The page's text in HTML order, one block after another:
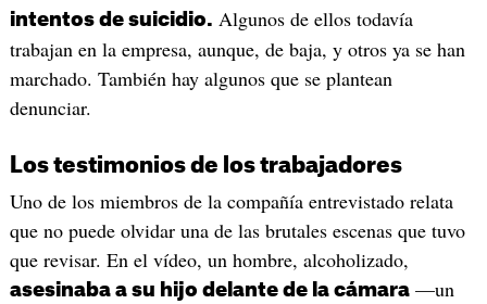
intentos de suicidio. Algunos de ellos todavía
trabajan en la empresa, aunque, de baja, y otros ya se han
marchado. También hay algunos que se plantean
denunciar.
Los testimonios de los trabajadores
Uno de los miembros de la compañía entrevistado relata
que no puede olvidar una de las brutales escenas que tuvo
que revisar. En el vídeo, un hombre, alcoholizado,
asesinaba a su hijo delante de la cámara—un